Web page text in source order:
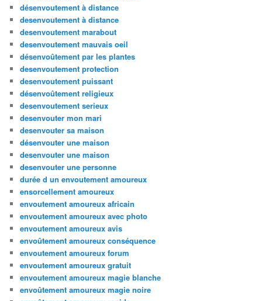
désenvoutement à distance
desenvoutement à distance
desenvoutement marabout
desenvoutement mauvais oeil
désenvoûtement par les plantes
desenvoutement protection
desenvoutement puissant
désenvoûtement religieux
desenvoutement serieux
desenvouter mon mari
desenvouter sa maison
désenvouter une maison
desenvouter une maison
desenvouter une personne
durée d un envoutement amoureux
ensorcellement amoureux
envoutement amoureux africain
envoutement amoureux avec photo
envoutement amoureux avis
envoûtement amoureux conséquence
envoutement amoureux forum
envoutement amoureux gratuit
envoutement amoureux magie blanche
envoûtement amoureux magie noire